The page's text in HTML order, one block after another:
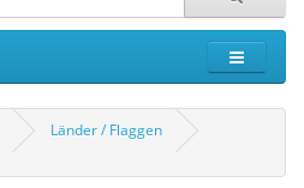
Länder / Flaggen